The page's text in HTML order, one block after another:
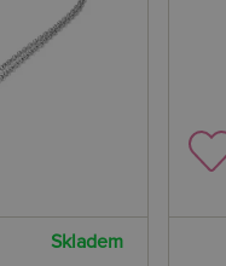
Skladem